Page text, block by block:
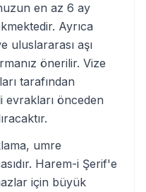
en az 6 ay
Ayrıca
uluslararası aşı
önerilir. Vize
tarafından
evrakları önceden
umre
Harem-i Şerif'e
için büyük